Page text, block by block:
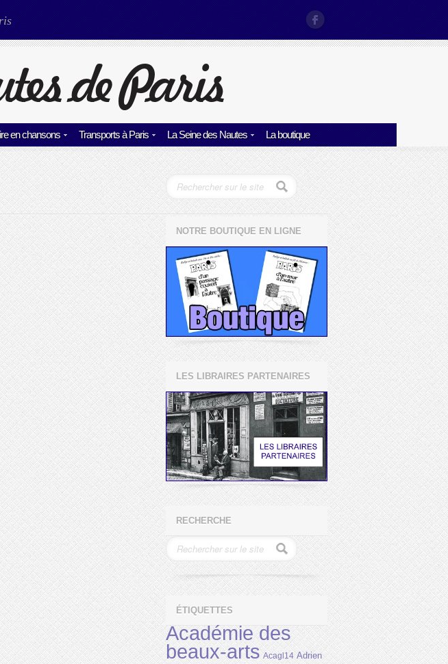
en chansons Transports à Paris La Seine des Nautes La boutique
NOTRE BOUTIQUE EN LIGNE
LES LIBRAIRES PARTENAIRES
RECHERCHE
ÉTIQUETTES
Académie des
beaux-arts Acagl14 Adrien